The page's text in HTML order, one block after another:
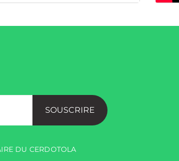
SOUSCRIRE
DU CERDOTOLA